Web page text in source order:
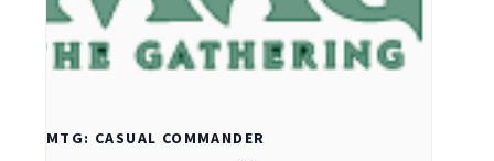
MTG: CASUAL COMMANDER